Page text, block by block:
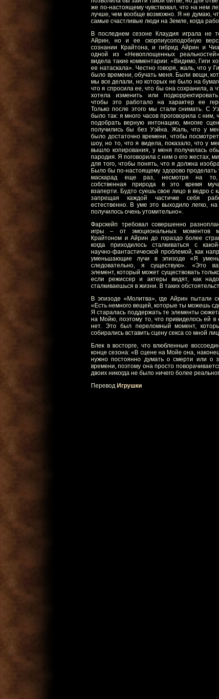
же по-настоящему чувствовал, что на нем
лучше, чем вообще возможно. Я не думаю,
самые счастливые люди на Земле, когда
В последнем сезоне Клаудия играла не
Айрин, но и ее скорпиусоподобную
сознании Крайтона, и гибрид Айрин и
одной из «Невоплощенных
видела такие комментарии: «Видимо, Гиги
ее натаскала». Честно говоря, жаль, что у
было времени, обучать меня. Были вещи,
мы все делали, но которых не было на
что я спросила ее, что бы она сохранила, а
хотела изменить или
чтобы это работало на характер ее
Только после этого мы стали снимать. С
было так: я много часов проговорила с ним,
подобрать верную интонацию, многие
получились бы без Уэйна. Жаль, что у
было достаточно времени, чтобы
шоу, но то, что я видела, показало, что у
вышло копирования, у меня получилась
пародия. Я поговорила с ним о его жестах,
для того, чтобы понять, что я должна
Было бы по-настоящему здорово проделать
маскарад еще раз, несмотря на
собственная природа в это время
взаперти. Будто суешь свое лицо в ведро с
запрещая каждой частичке себя
естественно. В уме это выходило легко,
получилось очень утомительно».
Фарскейп требовал совершенно
игры – от эмоциональных моментов
Крайтоном и Айрин до гораздо более
когда приходилось сталкиваться с
научно-фантастической проблемой, как
уменьшающие лучи в эпизоде «Я
следовательно, я существую». «Это
элемент, который может существовать
если режиссер и актеры видят, как
сталкиваешься в жизни. В таких
В эпизоде «Молитва», где Айрин пытали
«Есть немного вещей, которые ты можешь
Я старалась поддержать те элементы
на Мойю, поэтому то, что привиделось ей
нет. Это был переломный момент,
собирались вставить сцену секса со мной
Блек в восторге, что влюбленные
конце сезона: «В сцене на Мойе она,
нужно постоянно думать о смерти или о
времени, поэтому она просто
двоих никогда не было ничего более
Перевод Игрушки